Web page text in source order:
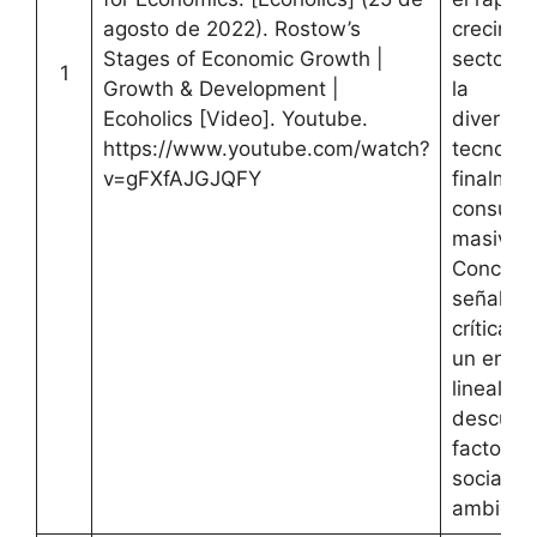
1
agosto de 2022). Rostow’s
Stages of Economic Growth |
Growth & Development |
Ecoholics [Video]. Youtube.
https://www.youtube.com/watch?
v=gFXfAJGJQFY
la
masivo.
críticas
un
lineal
factores
sociales